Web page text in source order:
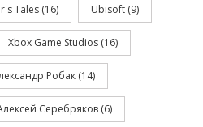
Tales (16) Ubisoft (9)
Xbox Game Studios (16)
Робак (14)
Серебряков (6)